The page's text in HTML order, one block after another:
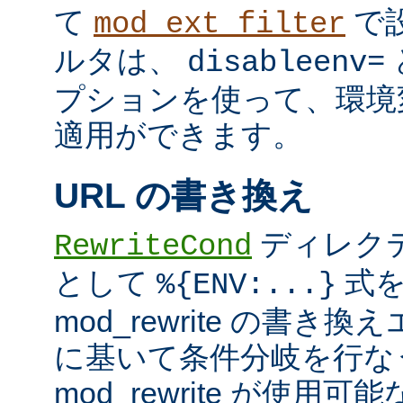
て mod_ext_filter で
ルタは、 disableenv=
プションを使って、環
適用ができます。
URL の書き換え
RewriteCond ディレク
として %{ENV:...} 式
mod_rewrite の書き換え
に基いて条件分岐を行
mod_rewrite が使用可能